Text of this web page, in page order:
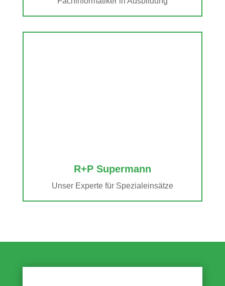
R+P Supermann
Unser Experte für Spezialeinsätze